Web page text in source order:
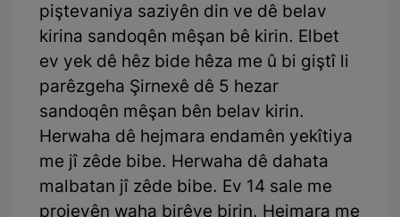
piştevaniya saziyên din ve dê belav
kirina sandoqên mêşan bê kirin. Elbet
ev yek dê hêz bide hêza me û bi giştî li
parêzgeha Şirnexê dê 5 hezar
sandoqên mêşan bên belav kirin.
Herwaha dê hejmara endamên yekîtiya
me jî zêde bibe. Herwaha dê dahata
malbatan jî zêde bibe. Ev 14 sale me